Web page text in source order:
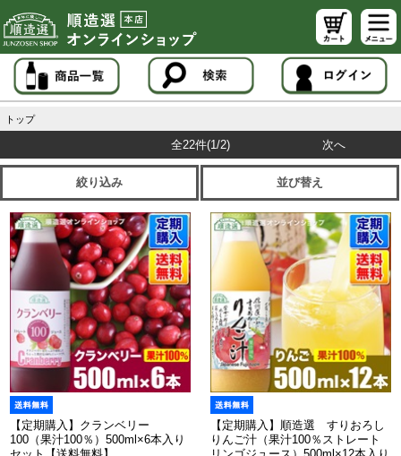
トップ
全22件(1/2) 次へ
絞り込み 並び替え
【定期購入】クランベリー
100（果汁100％）500ml×6本入り
【定期購入】順造選 すりおろし
りんご汁（果汁100％ストレート